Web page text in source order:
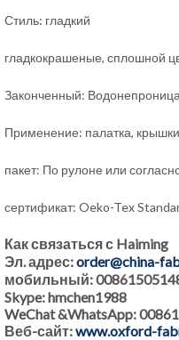
Стиль: гладкий
гладкокрашеные, сплошной
Законченный:
Применение: палатка,
пакет: По рулоне или
сертификат: Oeko-Tex
Как связаться с Haiming
Эл. адрес:order@china-
мобильный:
Skype: hmchen1988
WeChat &WhatsApp:
Веб-сайт:www.oxford-